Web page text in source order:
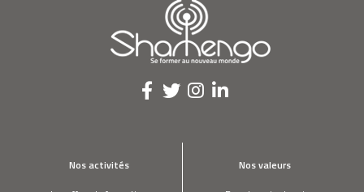
Nos activités Nos valeurs